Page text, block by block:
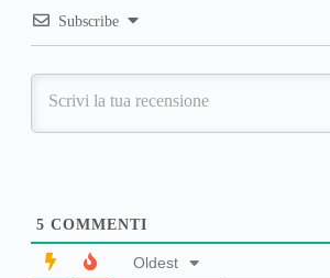
Subscribe
5 COMMENTI
Oldest